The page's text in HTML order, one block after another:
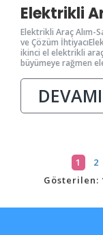
Elektrikli
Elektrikli Araç Alım-
ve Çözüm
ikinci el elektrikli araç
büyümeye rağmen
1 2
Gösterilen: